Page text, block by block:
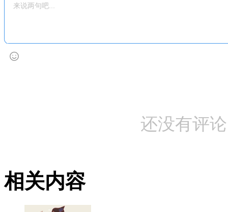
还没有评
相关内容